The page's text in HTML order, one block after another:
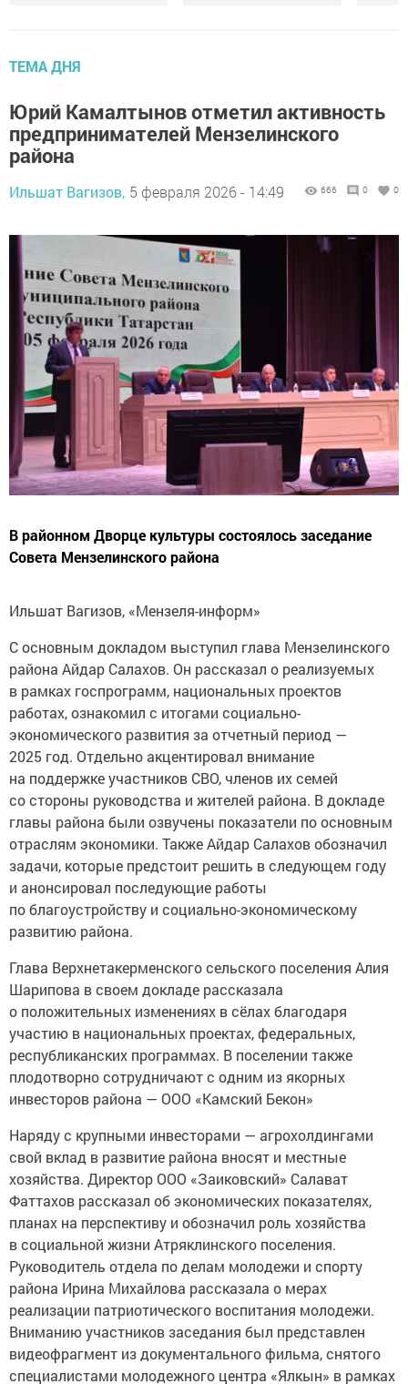
ТЕМА ДНЯ
Юрий Камалтынов отметил активность
предпринимателей Мензелинского
района
Ильшат Вагизов, 5 февраля 2026 - 14:49 666 0 0
В районном Дворце культуры состоялось заседание
Совета Мензелинского района
Ильшат Вагизов, «Мензеля-информ»
С основным докладом выступил глава Мензелинского
района Айдар Салахов. Он рассказал о реализуемых
в рамках госпрограмм, национальных проектов
работах, ознакомил с итогами социально-
экономического развития за отчетный период —
2025 год. Отдельно акцентировал внимание
на поддержке участников СВО, членов их семей
со стороны руководства и жителей района. В докладе
главы района были озвучены показатели по основным
отраслям экономики. Также Айдар Салахов обозначил
задачи, которые предстоит решить в следующем году
и анонсировал последующие работы
по благоустройству и социально-экономическому
развитию района.
Глава Верхнетакерменского сельского поселения Алия
Шарипова в своем докладе рассказала
о положительных изменениях в сёлах благодаря
участию в национальных проектах, федеральных,
республиканских программах. В поселении также
плодотворно сотрудничают с одним из якорных
инвесторов района — ООО «Камский Бекон»
Наряду с крупными инвесторами — агрохолдингами
свой вклад в развитие района вносят и местные
хозяйства. Директор ООО «Заиковский» Салават
Фаттахов рассказал об экономических показателях,
планах на перспективу и обозначил роль хозяйства
в социальной жизни Атряклинского поселения.
Руководитель отдела по делам молодежи и спорту
района Ирина Михайлова рассказала о мерах
реализации патриотического воспитания молодежи.
Вниманию участников заседания был представлен
видеофрагмент из документального фильма, снятого
специалистами молодежного центра «Ялкын» в рамках